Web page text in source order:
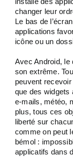
changer leur
Le bas de
applications
icône ou un
Avec Android, le
son extrême.
peuvent
que des widgets
e-mails, météo,
plus, tous ces
liberté sur
comme on peut
bémol :
applicatifs dans